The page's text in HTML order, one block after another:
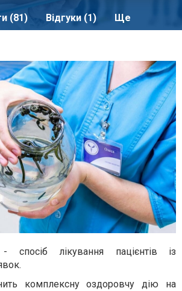
(81) Відгуки (1) Ще
спосіб лікування пацієнтів із
комплексну оздоровчу дію на